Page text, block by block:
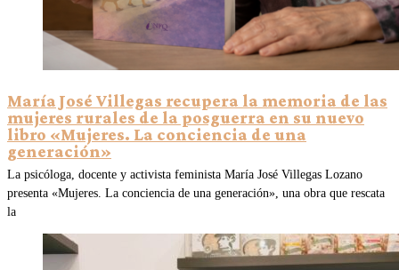
María José Villegas recupera la memoria de las
mujeres rurales de la posguerra en su nuevo
libro «Mujeres. La conciencia de una
generación»
La psicóloga, docente y activista feminista María José Villegas Lozano
presenta «Mujeres. La conciencia de una generación», una obra que rescata
la